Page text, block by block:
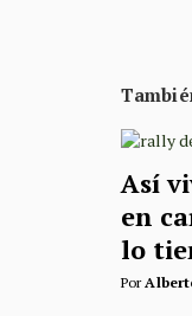
Así
en
lo
Por